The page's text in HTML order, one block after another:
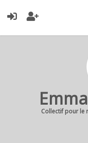
Collectif pour le